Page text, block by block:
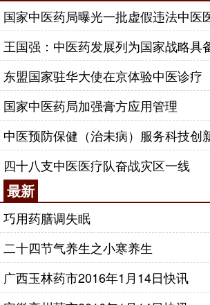
国家中医药局曝光一批虚假违法中医
王国强：中医药发展列为国家战略具
东盟国家驻华大使在京体验中医诊疗
国家中医药局加强膏方应用管理
四十八支中医医疗队奋战灾区一线
最新
巧用药膳调失眠
二十四节气养生之小寒养生
广西玉林药市2016年1月14日快讯